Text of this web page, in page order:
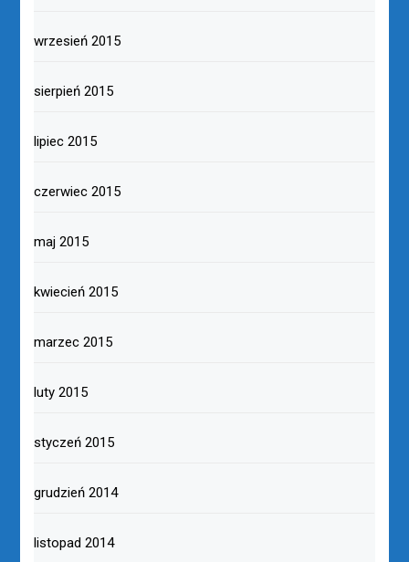
wrzesień 2015
sierpień 2015
lipiec 2015
czerwiec 2015
maj 2015
kwiecień 2015
marzec 2015
luty 2015
styczeń 2015
grudzień 2014
listopad 2014